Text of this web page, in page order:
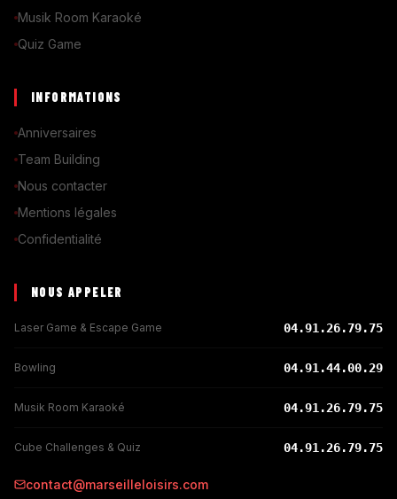
Musik Room Karaoké
Quiz Game
INFORMATIONS
Anniversaires
Team Building
Nous contacter
Mentions légales
Confidentialité
NOUS APPELER
Laser Game & Escape Game 04.91.26.79.75
Bowling 04.91.44.00.29
Musik Room Karaoké 04.91.26.79.75
Cube Challenges & Quiz 04.91.26.79.75
contact@marseilleloisirs.com